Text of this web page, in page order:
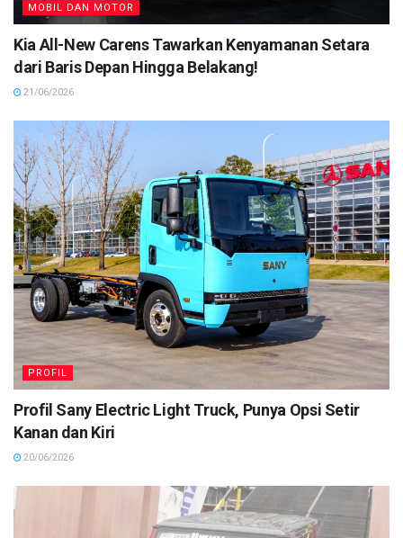
MOBIL DAN MOTOR
Kia All-New Carens Tawarkan Kenyamanan Setara
dari Baris Depan Hingga Belakang!
21/06/2026
PROFIL
Profil Sany Electric Light Truck, Punya Opsi Setir
Kanan dan Kiri
20/06/2026